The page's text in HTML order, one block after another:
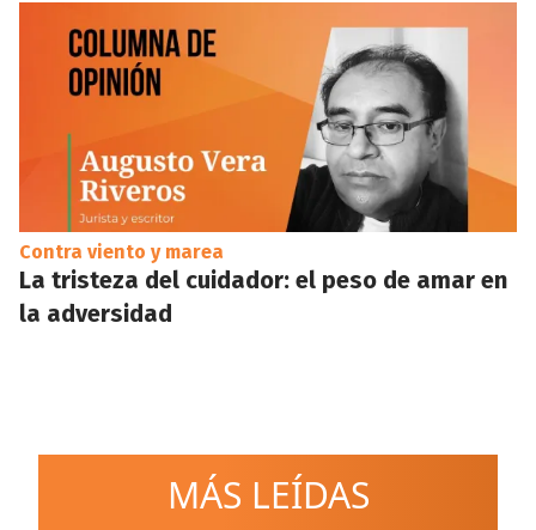
Contra viento y marea
La tristeza del cuidador: el peso de amar en
la adversidad
MÁS LEÍDAS